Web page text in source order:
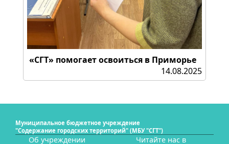
«СГТ» помогает освоиться в Приморье
14.08.2025
Муниципальное бюджетное учреждение
"Содержание городских территорий" (МБУ "СГТ")
Об учреждении Читайте нас в